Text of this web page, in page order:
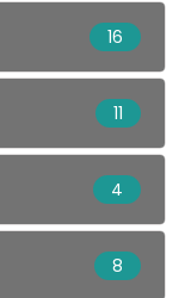
16
11
4
8